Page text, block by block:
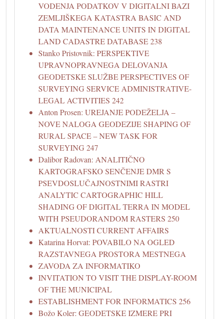
VODENJA PODATKOV V DIGITALNI BAZI
ZEMLJIŠKEGA KATASTRA BASIC AND
DATA MAINTENANCE UNITS IN DIGITAL
LAND CADASTRE DATABASE 238
Stanko Pristovnik: PERSPEKTIVE
UPRAVNOPRAVNEGA DELOVANJA
GEODETSKE SLUŽBE PERSPECTIVES OF
SURVEYING SERVICE ADMINISTRATIVE-
LEGAL ACTIVITIES 242
Anton Prosen: UREJANJE PODEŽELJA –
NOVE NALOGA GEODEZIJE SHAPING OF
RURAL SPACE – NEW TASK FOR
SURVEYING 247
Dalibor Radovan: ANALITIČNO
KARTOGRAFSKO SENČENJE DMR S
PSEVDOSLUČAJNOSTNIMI RASTRI
ANALYTIC CARTOGRAPHIC HILL
SHADING OF DIGITAL TERRA IN MODEL
WITH PSEUDORANDOM RASTERS 250
AKTUALNOSTI CURRENT AFFAIRS
Katarina Horvat: POVABILO NA OGLED
RAZSTAVNEGA PROSTORA MESTNEGA
ZAVODA ZA INFORMATIKO
INVITATION TO VISIT THE DISPLAY-ROOM
OF THE MUNICIPAL
ESTABLISHMENT FOR INFORMATICS 256
Božo Koler: GEODETSKE IZMERE PRI